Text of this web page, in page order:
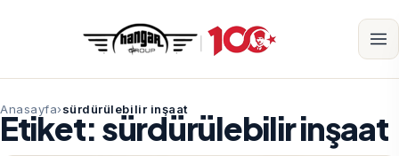
Anasayfa sürdürülebilir inşaat
Etiket: sürdürülebilir inşaat